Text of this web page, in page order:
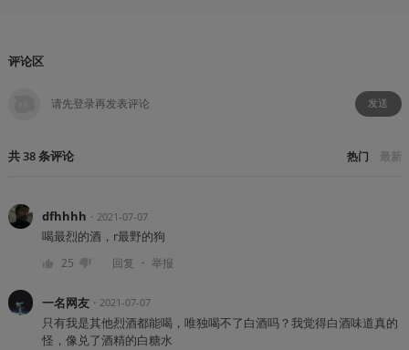
评论区
发送
共38条评论 热门 最新
dfhhhh ・ 2021-07-07
喝最烈的酒，r最野的狗
25 回复 ・ 举报
一名网友・ 2021-07-07
只有我是其他烈酒都能喝，唯独喝不了白酒吗？我觉得白酒味道真的
怪，像兑了酒精的白糖水